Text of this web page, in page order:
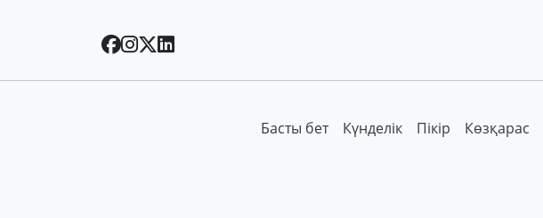
Басты бет Күнделік Пікір Көзқарас